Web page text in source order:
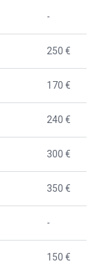
-
250 €
170 €
240 €
300 €
350 €
-
150 €